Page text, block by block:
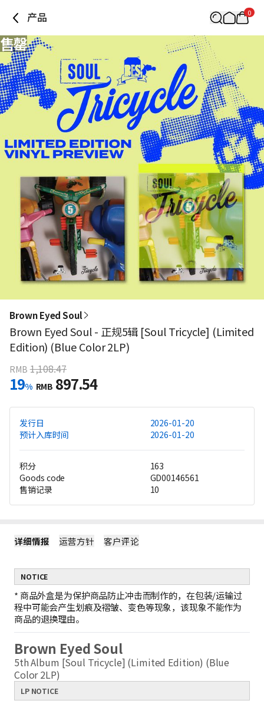
产品 0
售罄
Brown Eyed Soul
Brown Eyed Soul - 正规5辑 [Soul Tricycle] (Limited
Edition) (Blue Color 2LP)
RMB 1,108.47
19% RMB 897.54
发行日
2026-01-20
预计入库时间
2026-01-20
积分
163
Goods code
GD00146561
售销记录
10
详细情报 运营方针 客户评论
NOTICE
* 商品外盒是为保护商品防止冲击而制作的，在包装/运输过
程中可能会产生划痕及褶皱、变色等现象，该现象不能作为
商品的退换理由。
Brown Eyed Soul
5th Album [Soul Tricycle] (Limited Edition) (Blue
Color 2LP)
LP NOTICE